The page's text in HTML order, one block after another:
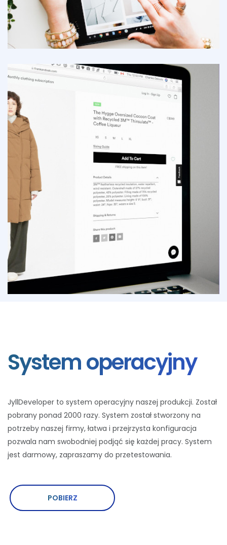
System operacyjny
JyllDeveloper to system operacyjny naszej produkcji. Został
pobrany ponad 2000 razy. System został stworzony na
potrzeby naszej firmy, łatwa i przejrzysta konfiguracja
pozwala nam swobodniej podjąć się każdej pracy. System
jest darmowy, zapraszamy do przetestowania.
POBIERZ